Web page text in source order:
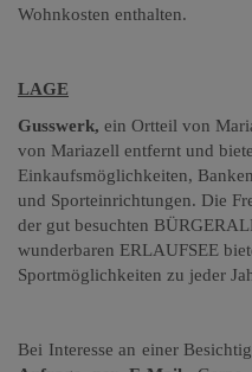
Wohnkosten enthalten.
LAGE
Gusswerk, ein Ortteil von
von Mariazell entfernt und
Einkaufsmöglichkeiten,
und Sporteinrichtungen. Die
der gut besuchten
wunderbaren ERLAUFSEE
Sportmöglichkeiten zu jeder
Bei Interesse an einer